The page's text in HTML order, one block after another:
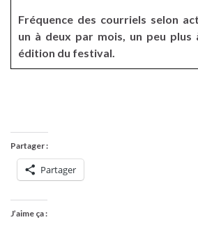
Fréquence des courriels selon
un à deux par mois, un peu plus
édition du festival.
Partager :
Partager
J’aime ça :